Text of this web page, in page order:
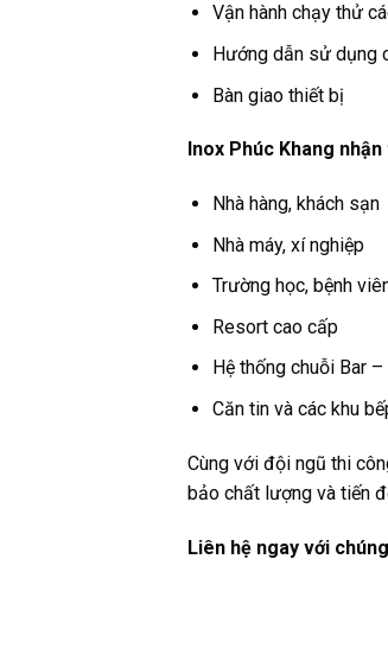
Vận hành chạy thử
Hướng dẫn sử dụng
Bàn giao thiết bị
Inox Phúc Khang
Nhà hàng, khách sạn
Nhà máy, xí nghiệp
Trường học, bệnh
Resort cao cấp
Hệ thống chuỗi Bar
Căn tin và các khu
Cùng với đội ngũ thi
bảo chất lượng và tiến
Liên hệ ngay với